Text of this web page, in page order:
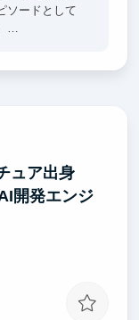
ソードとして
ュア出身
開発エンジ